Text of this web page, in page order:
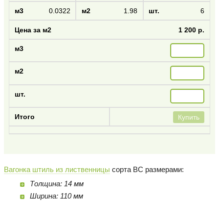
0.0322 1.98 6
1 200 р.
Купить
Вагонка штиль из лиственницы сорта BC размерами:
Толщина: 14 мм
Ширина: 110 мм